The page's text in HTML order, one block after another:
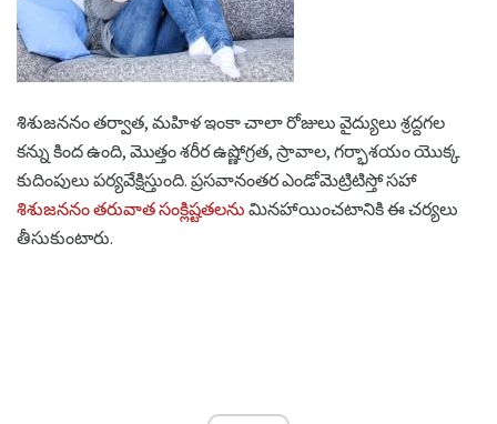
శిశుజననం తర్వాత, మహిళ ఇంకా చాలా రోజులు వైద్యులు శ్రద్దగల
కన్ను కింద ఉంది, మొత్తం శరీర ఉష్ణోగ్రత, స్రావాల, గర్భాశయం యొక్క
కుదింపులు పర్యవేక్షిస్తుంది. ప్రసవానంతర ఎండోమెట్రిటిస్తో సహా
శిశుజననం తరువాత సంక్లిష్టతలను మినహాయించటానికి ఈ చర్యలు
తీసుకుంటారు.